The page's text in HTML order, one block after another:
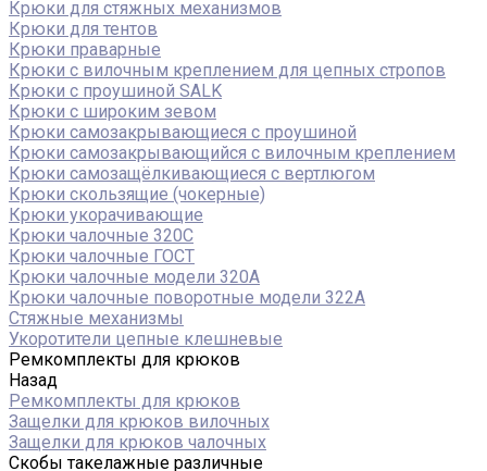
Крюки для стяжных механизмов
Крюки для тентов
Крюки праварные
Крюки с вилочным креплением для цепных стропов
Крюки с проушиной SALK
Крюки с широким зевом
Крюки самозакрывающиеся с проушиной
Крюки самозакрывающийся с вилочным креплением
Крюки самозащёлкивающиеся с вертлюгом
Крюки скользящие (чокерные)
Крюки укорачивающие
Крюки чалочные 320C
Крюки чалочные ГОСТ
Крюки чалочные модели 320А
Крюки чалочные поворотные модели 322А
Стяжные механизмы
Укоротители цепные клешневые
Ремкомплекты для крюков
Назад
Ремкомплекты для крюков
Защелки для крюков вилочных
Защелки для крюков чалочных
Скобы такелажные различные